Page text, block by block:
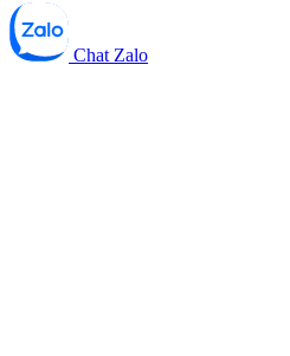
Chat Zalo